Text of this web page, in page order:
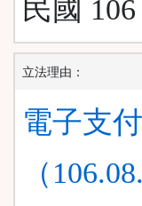
民國
立法理由：
電子支
（